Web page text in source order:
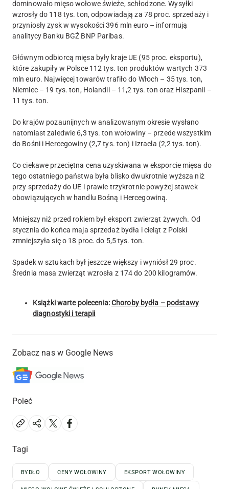
dominowało mięso wołowe świeże, schłodzone. Wysyłki
wzrosły do 118 tys. ton, odpowiadają za 78 proc. sprzedaży i
przyniosły zysk w wysokości 396 mln euro – informują
analitycy Banku BGŻ BNP Paribas.
Głównym odbiorcą mięsa były kraje UE (95 proc. eksportu),
które zakupiły w Polsce 112 tys. ton produktów wartych 373
mln euro. Najwięcej towarów trafiło do Włoch – 35 tys. ton,
Niemiec – 19 tys. ton, Holandii – 11,2 tys. ton oraz Hiszpanii –
11 tys. ton.
Do krajów pozaunijnych w analizowanym okresie wysłano
natomiast zaledwie 6,3 tys. ton wołowiny – przede wszystkim
do Bośni i Hercegowiny (2,7 tys. ton) i Izraela (2,2 tys. ton).
Co ciekawe przeciętna cena uzyskiwana w eksporcie mięsa do
tego ostatniego państwa była blisko dwukrotnie wyższa niż
przy sprzedaży do UE i prawie trzykrotnie powyżej stawek
obowiązujących w handlu Bośną i Hercegowiną.
Mniejszy niż przed rokiem był eksport zwierząt żywych. Od
stycznia do końca maja sprzedaż bydła i cieląt z Polski
zmniejszyła się o 18 proc. do 5,5 tys. ton.
Spadek w sztukach był jeszcze większy i wyniósł 29 proc.
Średnia masa zwierząt wzrosła z 174 do 200 kilogramów.
Książki warte polecenia:Choroby bydła – podstawy
diagnostyki i terapii
Zobacz nas w Google News
Poleć
Tagi
BYDŁO CENY WOŁOWINY EKSPORT WOŁOWINY